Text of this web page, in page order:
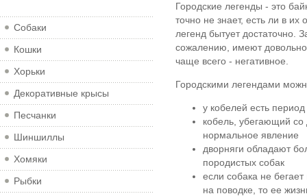
Собаки
Кошки
Хорьки
Декоративные крысы
Песчанки
Шиншиллы
Хомяки
Рыбки
Городские легенды - это
точно не знает, есть ли в их
легенд бытует достаточно.
сожалению, имеют довольно
чаще всего - негативное.
Городскими легендами
у кобелей есть период
кобель, убегающий
нормальное явление
дворняги обладают
породистых собак
если собака не
на поводке, то ее